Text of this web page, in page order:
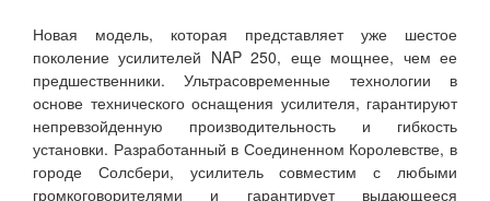
Новая модель, которая представляет уже шестое
поколение усилителей NAP 250, еще мощнее, чем ее
предшественники. Ультрасовременные технологии в
основе технического оснащения усилителя, гарантируют
непревзойденную производительность и гибкость
установки. Разработанный в Соединенном Королевстве, в
городе Солсбери, усилитель совместим с любыми
громкоговорителями и гарантирует выдающееся